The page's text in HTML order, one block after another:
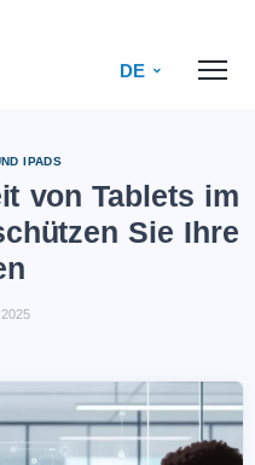
DE
IPADS
von Tablets im
Sie Ihre